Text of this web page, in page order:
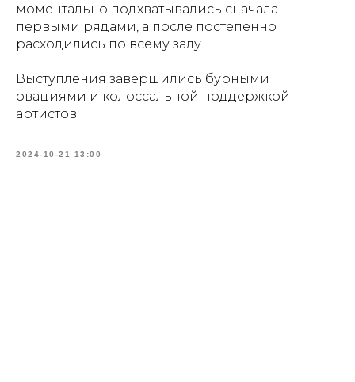
моментально подхватывались сначала
первыми рядами, а после постепенно
расходились по всему залу.
Выступления завершились бурными
овациями и колоссальной поддержкой
артистов.
2024-10-21 13:00